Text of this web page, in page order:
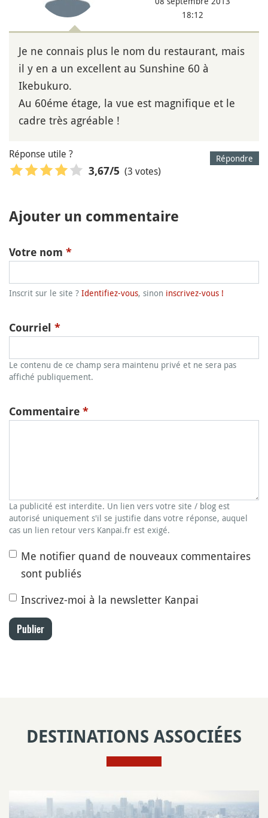
18:12
Je ne connais plus le nom du restaurant, mais
il y en a un excellent au Sunshine 60 à
Ikebukuro.
Au 60éme étage, la vue est magnifique et le
cadre très agréable !
Répondre
Réponse utile ?
3,67/5 (3 votes)
Ajouter un commentaire
Votre nom *
Inscrit sur le site ? Identifiez-vous, sinon inscrivez-vous !
Courriel *
Le contenu de ce champ sera maintenu privé et ne sera pas
affiché publiquement.
Commentaire *
La publicité est interdite. Un lien vers votre site / blog est
autorisé uniquement s'il se justifie dans votre réponse, auquel
cas un lien retour vers Kanpai.fr est exigé.
Me notifier quand de nouveaux commentaires
sont publiés
Inscrivez-moi à la newsletter Kanpai
Publier
DESTINATIONS ASSOCIÉES